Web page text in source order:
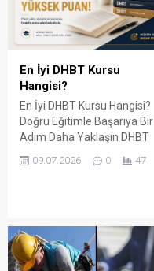
En İyi DHBT Kursu
Hangisi?
En İyi DHBT Kursu Hangisi?
Doğru Eğitimle Başarıya Bir
Adım Daha Yaklaşın DHBT
(Din Hizmetleri Alan Bilgisi
Testi), Diyanet İşleri
Her yıl binlerce aday bu
sınavda yüksek puan
alabilmek için farklı eğitim
09.07.2026 0 47